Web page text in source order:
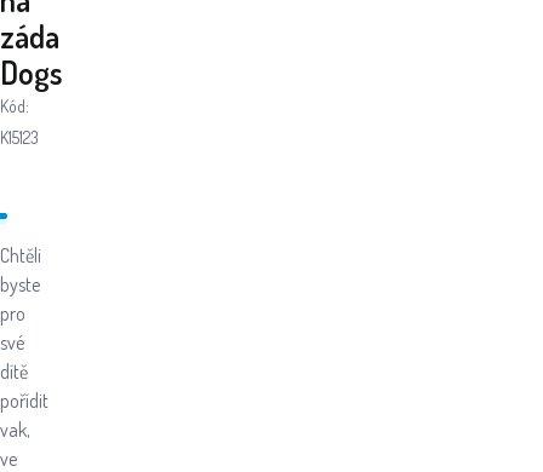
záda
Dogs
Kód:
K15123
Chtěli
byste
pro
své
dítě
pořídit
vak,
ve